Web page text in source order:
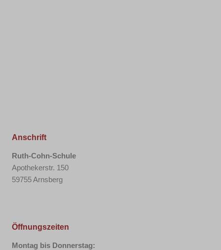
Anschrift
Ruth-Cohn-Schule
Apothekerstr. 150
59755 Arnsberg
Öffnungszeiten
Montag bis Donnerstag: